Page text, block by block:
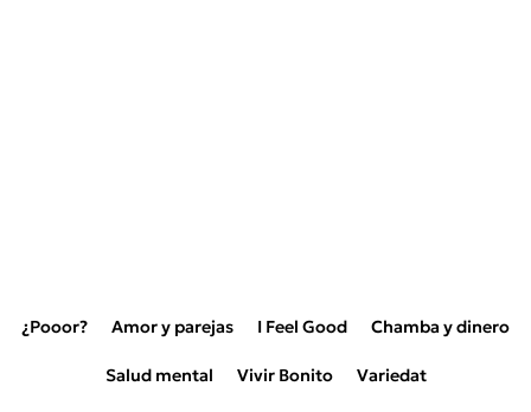
¿Pooor? Amor y parejas I Feel Good Chamba y dinero
Salud mental Vivir Bonito Variedat